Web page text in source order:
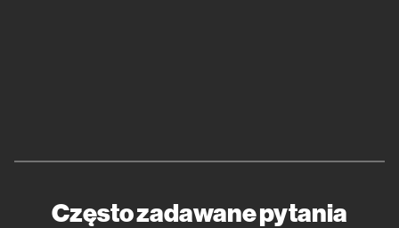
Często zadawane pytania